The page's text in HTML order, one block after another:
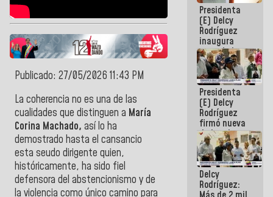
Publicado: 27/05/2026 11:43 PM
La coherencia no es una de las
cualidades que distinguen a María
Corina Machado, así lo ha
demostrado hasta el cansancio
esta seudo dirigente quien,
históricamente, ha sido fiel
defensora del abstencionismo y de
la violencia como único camino para
abuelos
Presidenta
(E) Delcy
Rodríguez
inaugura
casa de los
Abuelos
Primavera
en Caracas
Presidenta
(E) Delcy
Rodríguez
firmó nueva
de Ley de
Arrendamiento
aprobada
por la AN
Delcy
Rodríguez: